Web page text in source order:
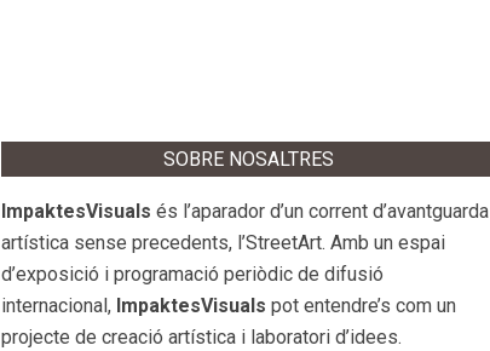
SOBRE NOSALTRES
ImpaktesVisuals és l’aparador d’un corrent d’avantguarda
artística sense precedents, l’StreetArt. Amb un espai
d’exposició i programació periòdic de difusió
internacional, ImpaktesVisuals pot entendre’s com un
projecte de creació artística i laboratori d’idees.